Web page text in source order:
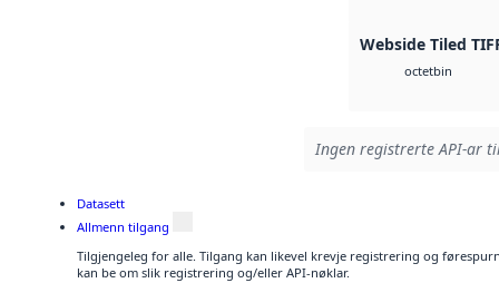
Webside Tiled
octetbin
Ingen registrerte API-ar
Datasett
Allmenn tilgang
Tilgjengeleg for alle. Tilgang kan likevel krevje registrering og
kan be om slik registrering og/eller API-nøklar.